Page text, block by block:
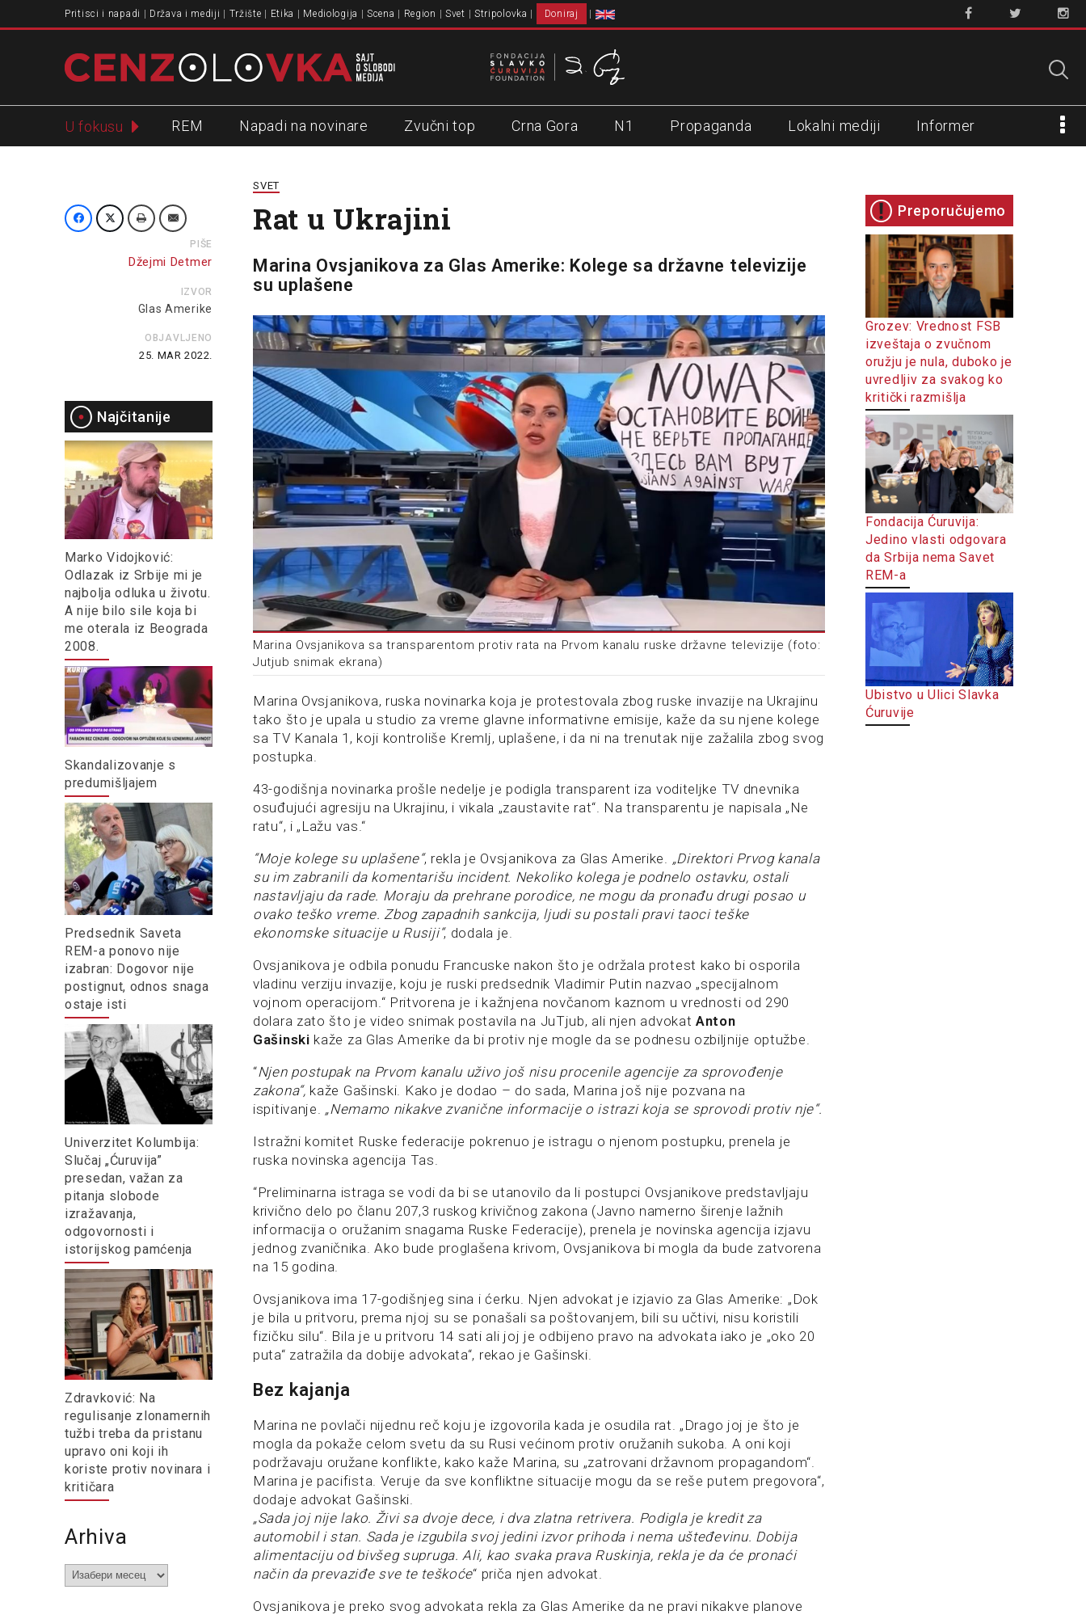
Pritisci i napadi Država i mediji Tržište Etika Mediologija Scena Region Svet Stripolovka Doniraj
U fokusu REM Napadi na novinare Zvučni top Crna Gora N1 Propaganda Lokalni mediji Informer
PIŠE
Džejmi Detmer
IZVOR
Glas Amerike
OBJAVLJENO
25. MAR 2022.
Najčitanije
Marko Vidojković:
Odlazak iz Srbije mi je
najbolja odluka u životu.
A nije bilo sile koja bi
me oterala iz Beograda
2008.
Skandalizovanje s
predumišljajem
Predsednik Saveta
REM-a ponovo nije
izabran: Dogovor nije
postignut, odnos snaga
ostaje isti
Univerzitet Kolumbija:
Slučaj „Ćuruvija”
presedan, važan za
pitanja slobode
izražavanja,
odgovornosti i
istorijskog pamćenja
Zdravković: Na
regulisanje zlonamernih
tužbi treba da pristanu
upravo oni koji ih
koriste protiv novinara i
kritičara
Arhiva
Arhiva
SVET
Rat u Ukrajini
Marina Ovsjanikova za Glas Amerike: Kolege sa državne televizije
su uplašene
Marina Ovsjanikova sa transparentom protiv rata na Prvom kanalu ruske državne televizije (foto:
Jutjub snimak ekrana)
Marina Ovsjanikova, ruska novinarka koja je protestovala zbog ruske invazije na Ukrajinu
tako što je upala u studio za vreme glavne informativne emisije, kaže da su njene kolege
sa TV Kanala 1, koji kontroliše Kremlj, uplašene, i da ni na trenutak nije zažalila zbog svog
postupka.
43-godišnja novinarka prošle nedelje je podigla transparent iza voditeljke TV dnevnika
osuđujući agresiju na Ukrajinu, i vikala „zaustavite rat“. Na transparentu je napisala „Ne
ratu“, i „Lažu vas.“
“Moje kolege su uplašene“, rekla je Ovsjanikova za Glas Amerike. „Direktori Prvog kanala
su im zabranili da komentarišu incident. Nekoliko kolega je podnelo ostavku, ostali
nastavljaju da rade. Moraju da prehrane porodice, ne mogu da pronađu drugi posao u
ovako teško vreme. Zbog zapadnih sankcija, ljudi su postali pravi taoci teške
ekonomske situacije u Rusiji“, dodala je.
Ovsjanikova je odbila ponudu Francuske nakon što je održala protest kako bi osporila
vladinu verziju invazije, koju je ruski predsednik Vladimir Putin nazvao „specijalnom
vojnom operacijom.“ Pritvorena je i kažnjena novčanom kaznom u vrednosti od 290
dolara zato što je video snimak postavila na JuTjub, ali njen advokat Anton
Gašinski kaže za Glas Amerike da bi protiv nje mogle da se podnesu ozbiljnije optužbe.
“Njen postupak na Prvom kanalu uživo još nisu procenile agencije za sprovođenje
zakona“, kaže Gašinski. Kako je dodao – do sada, Marina još nije pozvana na
ispitivanje. „Nemamo nikakve zvanične informacije o istrazi koja se sprovodi protiv nje“.
Istražni komitet Ruske federacije pokrenuo je istragu o njenom postupku, prenela je
ruska novinska agencija Tas.
“Preliminarna istraga se vodi da bi se utanovilo da li postupci Ovsjanikove predstavljaju
krivično delo po članu 207,3 ruskog krivičnog zakona (Javno namerno širenje lažnih
informacija o oružanim snagama Ruske Federacije), prenela je novinska agencija izjavu
jednog zvaničnika. Ako bude proglašena krivom, Ovsjanikova bi mogla da bude zatvorena
na 15 godina.
Ovsjanikova ima 17-godišnjeg sina i ćerku. Njen advokat je izjavio za Glas Amerike: „Dok
je bila u pritvoru, prema njoj su se ponašali sa poštovanjem, bili su učtivi, nisu koristili
fizičku silu“. Bila je u pritvoru 14 sati ali joj je odbijeno pravo na advokata iako je „oko 20
puta“ zatražila da dobije advokata“, rekao je Gašinski.
Bez kajanja
Marina ne povlači nijednu reč koju je izgovorila kada je osudila rat. „Drago joj je što je
mogla da pokaže celom svetu da su Rusi većinom protiv oružanih sukoba. A oni koji
podržavaju oružane konflikte, kako kaže Marina, su „zatrovani državnom propagandom“.
Marina je pacifista. Veruje da sve konfliktne situacije mogu da se reše putem pregovora“,
dodaje advokat Gašinski.
„Sada joj nije lako. Živi sa dvoje dece, i dva zlatna retrivera. Podigla je kredit za
automobil i stan. Sada je izgubila svoj jedini izvor prihoda i nema ušteđevinu. Dobija
alimentaciju od bivšeg supruga. Ali, kao svaka prava Ruskinja, rekla je da će pronaći
način da prevaziđe sve te teškoće“ priča njen advokat.
Ovsjanikova je preko svog advokata rekla za Glas Amerike da ne pravi nikakve planove
Preporučujemo
Grozev: Vrednost FSB
izveštaja o zvučnom
oružju je nula, duboko je
uvredljiv za svakog ko
kritički razmišlja
Fondacija Ćuruvija:
Jedino vlasti odgovara
da Srbija nema Savet
REM-a
Ubistvo u Ulici Slavka
Ćuruvije